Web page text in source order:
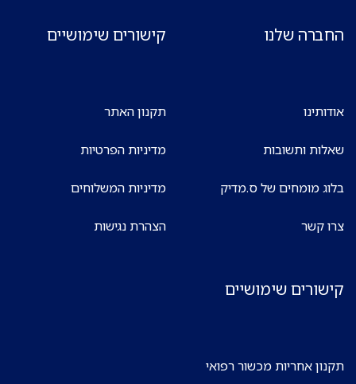
החברה שלנו
אודותינו
שאלות ותשובות
בלוג מומחים של ס.מדיק
צרו קשר
קישורים שימושיים
תקנון האתר
מדיניות הפרטיות
מדיניות המשלוחים
הצהרת נגישות
קישורים שימושיים
תקנון אחריות מכשור רפואי